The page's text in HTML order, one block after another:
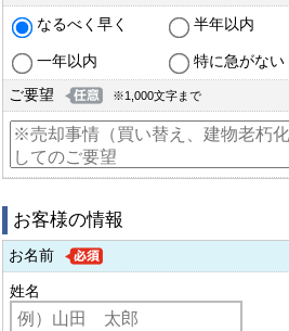
なるべく早く
半年以内
一年以内
特に急がない
ご要望
※1,000文字まで
お客様の情報
お名前
姓名